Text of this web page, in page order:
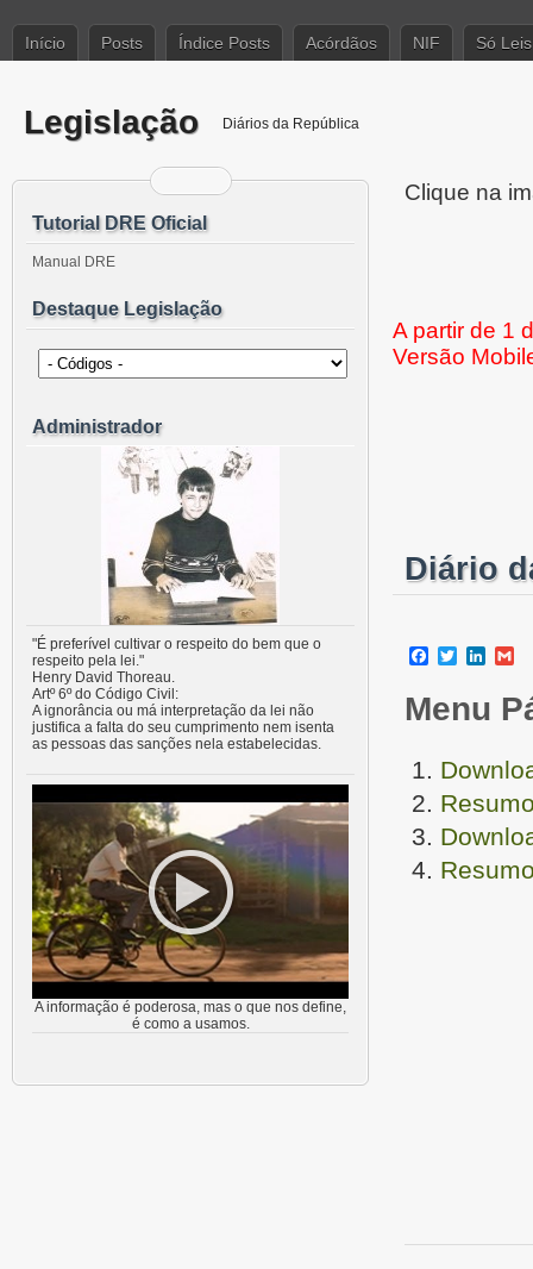
Início Posts Índice Posts Acórdãos NIF Só Leis
Legislação Diários da República
Clique na
A partir de 1
Versão
Diário
Facebook
Twitter
Menu
Tutorial DRE Oficial
Manual DRE
Destaque Legislação
Administrador
"É preferível cultivar o respeito do bem que o
respeito pela lei."
Henry David Thoreau.
Artº 6º do Código Civil:
A ignorância ou má interpretação da lei não
justifica a falta do seu cumprimento nem isenta
as pessoas das sanções nela estabelecidas.
A informação é poderosa, mas o que nos define,
é como a usamos.